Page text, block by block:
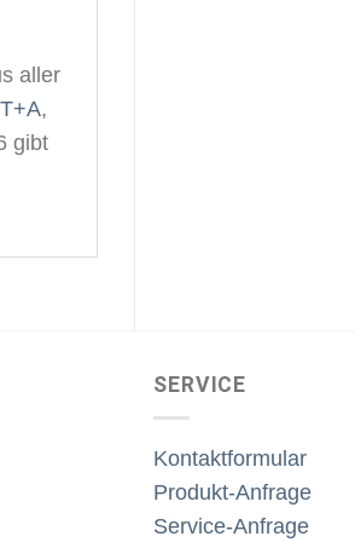
aller
T+A,
gibt
SERVICE
Kontaktformular
Produkt-Anfrage
Service-Anfrage